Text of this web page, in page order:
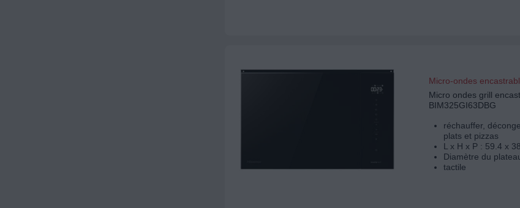
Micro-ondes
Micro ondes grill
BIM325GI63DBG
réchauffer,
plats et pizzas
L x H x P : 59.4 x
Diamètre du
tactile